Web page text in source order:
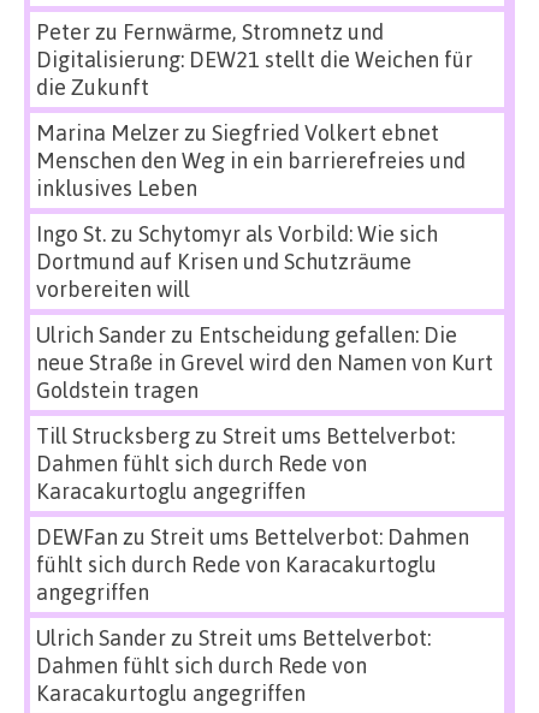
Peterzu Fernwärme, Stromnetz und
Digitalisierung: DEW21 stellt die Weichen für
die Zukunft
Marina Melzerzu Siegfried Volkert ebnet
Menschen den Weg in ein barrierefreies und
inklusives Leben
Ingo St.zu Schytomyr als Vorbild: Wie sich
Dortmund auf Krisen und Schutzräume
vorbereiten will
Ulrich Sanderzu Entscheidung gefallen: Die
neue Straße in Grevel wird den Namen von Kurt
Goldstein tragen
Till Strucksbergzu Streit ums Bettelverbot:
Dahmen fühlt sich durch Rede von
Karacakurtoglu angegriffen
DEWFan zu Streit ums Bettelverbot: Dahmen
fühlt sich durch Rede von Karacakurtoglu
angegriffen
Ulrich Sanderzu Streit ums Bettelverbot:
Dahmen fühlt sich durch Rede von
Karacakurtoglu angegriffen